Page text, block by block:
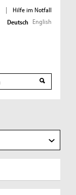
|
Hilfe im Notfall
Deutsch English